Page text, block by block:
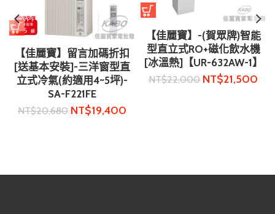
【佳麗寶】留言加碼折扣
[送基本安裝]-三洋窗型直
立式冷氣(約適用4~5坪)-
SA-F221FE
NT$20,680 NT$19,400
【佳麗寶】-(賀眾牌)智能
型直立式RO+磁化飲水機
[冰溫熱]【UR-632AW-1】
NT$22,000 NT$21,500